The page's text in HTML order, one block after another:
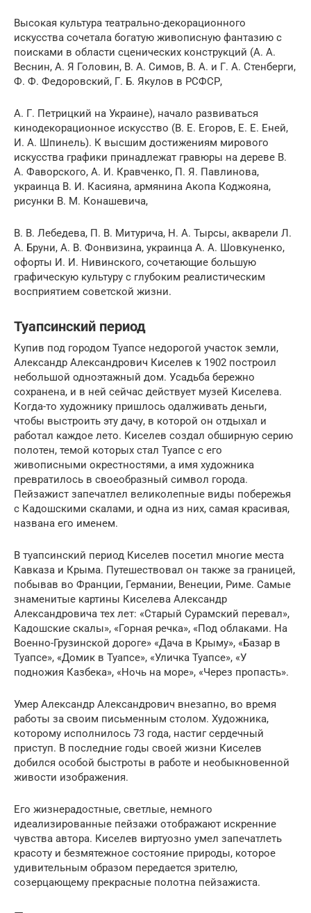
Высокая культура театрально-декорационного
искусства сочетала богатую живописную фантазию с
поисками в области сценических конструкций (А. А.
Веснин, А. Я Головин, В. А. Симов, В. А. и Г. А. Стенберги,
Ф. Ф. Федоровский, Г. Б. Якулов в РСФСР,
A. Г. Петрицкий на Украине), начало развиваться
кинодекорационное искусство (В. Е. Егоров, Е. Е. Еней,
И. А. Шпинель). К высшим достижениям мирового
искусства графики принадлежат гравюры на дереве В.
А. Фаворского, А. И. Кравченко, П. Я. Павлинова,
украинца В. И. Касияна, армянина Акопа Коджояна,
рисунки В. М. Конашевича,
B. В. Лебедева, П. В. Митурича, Н. А. Тырсы, акварели Л.
А. Бруни, А. В. Фонвизина, украинца А. А. Шовкуненко,
офорты И. И. Нивинского, сочетающие большую
графическую культуру с глубоким реалистическим
восприятием советской жизни.
Туапсинский период
Купив под городом Туапсе недорогой участок земли,
Александр Александрович Киселев к 1902 построил
небольшой одноэтажный дом. Усадьба бережно
сохранена, и в ней сейчас действует музей Киселева.
Когда-то художнику пришлось одалживать деньги,
чтобы выстроить эту дачу, в которой он отдыхал и
работал каждое лето. Киселев создал обширную серию
полотен, темой которых стал Туапсе с его
живописными окрестностями, а имя художника
превратилось в своеобразный символ города.
Пейзажист запечатлел великолепные виды побережья
с Кадошскими скалами, и одна из них, самая красивая,
названа его именем.
В туапсинский период Киселев посетил многие места
Кавказа и Крыма. Путешествовал он также за границей,
побывав во Франции, Германии, Венеции, Риме. Самые
знаменитые картины Киселева Александр
Александровича тех лет: «Старый Сурамский перевал»,
Кадошские скалы», «Горная речка», «Под облаками. На
Военно-Грузинской дороге» «Дача в Крыму», «Базар в
Туапсе», «Домик в Туапсе», «Уличка Туапсе», «У
подножия Казбека», «Ночь на море», «Через пропасть».
Умер Александр Александрович внезапно, во время
работы за своим письменным столом. Художника,
которому исполнилось 73 года, настиг сердечный
приступ. В последние годы своей жизни Киселев
добился особой быстроты в работе и необыкновенной
живости изображения.
Его жизнерадостные, светлые, немного
идеализированные пейзажи отображают искренние
чувства автора. Киселев виртуозно умел запечатлеть
красоту и безмятежное состояние природы, которое
удивительным образом передается зрителю,
созерцающему прекрасные полотна пейзажиста.